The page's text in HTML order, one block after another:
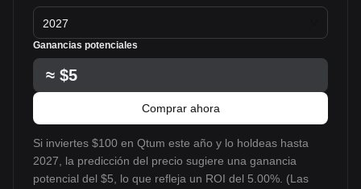
2027
Ganancias potenciales
≈ $5
Comprar ahora
Si inviertes $100 en Qtum este año y lo holdeas hasta
2027, la predicción del precio sugiere una ganancia
potencial del $5, lo que refleja un ROI del 5.00%. (Las